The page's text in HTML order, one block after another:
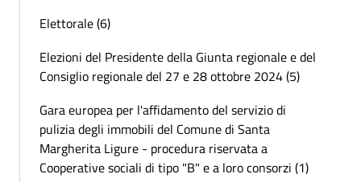
Elettorale (6)
Elezioni del Presidente della Giunta regionale e del
Consiglio regionale del 27 e 28 ottobre 2024 (5)
Gara europea per l'affidamento del servizio di
pulizia degli immobili del Comune di Santa
Margherita Ligure - procedura riservata a
Cooperative sociali di tipo "B" e a loro consorzi (1)